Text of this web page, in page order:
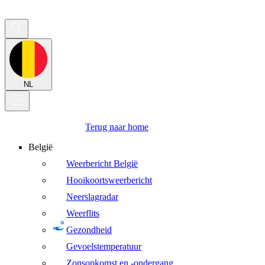
NL
Terug naar home
België
Weerbericht België
Hooikoortsweerbericht
Neerslagradar
Weerflits
Gezondheid
Gevoelstemperatuur
Zonsopkomst en -ondergang